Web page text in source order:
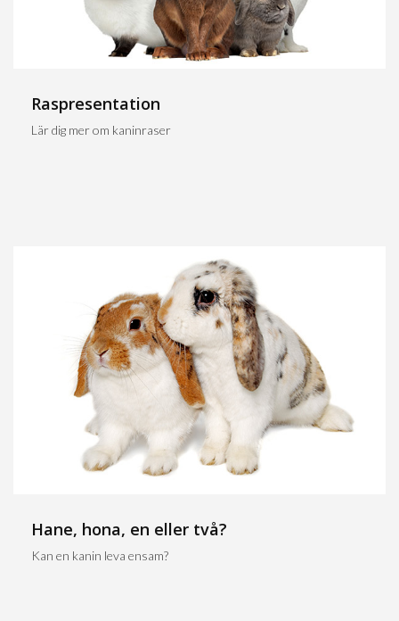
Raspresentation
Lär dig mer om kaninraser
Hane, hona, en eller två?
Kan en kanin leva ensam?